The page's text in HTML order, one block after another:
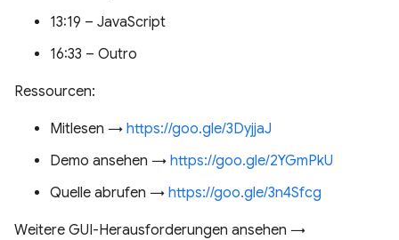
13:19 – JavaScript
16:33 – Outro
Ressourcen:
Mitlesen → https://goo.gle/3DyjjaJ
Demo ansehen → https://goo.gle/2YGmPkU
Quelle abrufen → https://goo.gle/3n4Sfcg
Weitere GUI-Herausforderungen ansehen →